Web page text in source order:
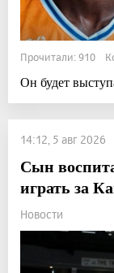
Прочитали: 910
Он будет
14:12, 5 авг 2026
Сын
играть за
Новости